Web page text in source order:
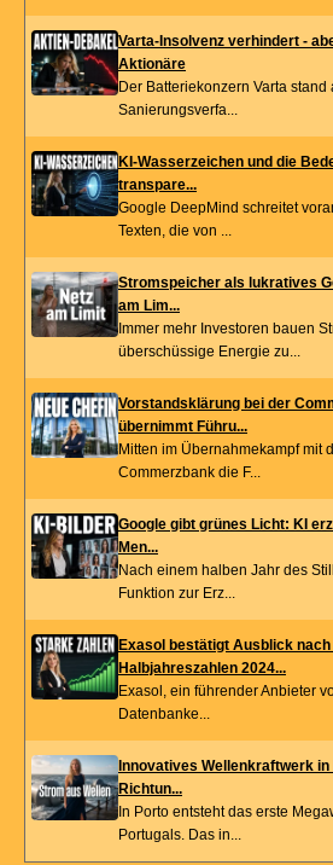
Varta-Insolvenz verhindert -
Aktionäre
Der Batteriekonzern Varta
Sanierungsverfa...
KI-Wasserzeichen und die
transpare...
Google DeepMind schreitet
Texten, die von ...
Stromspeicher als lukratives
am Lim...
Immer mehr Investoren bauen
überschüssige Energie zu...
Vorstandsklärung bei der
übernimmt Führu...
Mitten im Übernahmekampf mit
Commerzbank die F...
Google gibt grünes Licht: KI
Men...
Nach einem halben Jahr des
Funktion zur Erz...
Exasol bestätigt Ausblick
Halbjahreszahlen 2024...
Exasol, ein führender Anbieter
Datenbanke...
Innovatives Wellenkraftwerk
Richtun...
In Porto entsteht das erste
Portugals. Das in...